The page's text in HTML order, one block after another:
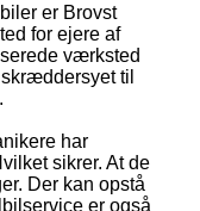
er Brovst
for ejere af
værksted
til
har
sikrer. At de
Der kan opstå
er også